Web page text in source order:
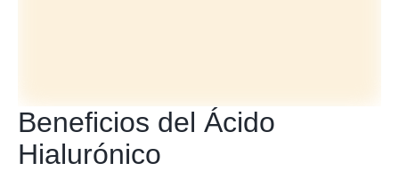
Beneficios del Ácido
Hialurónico